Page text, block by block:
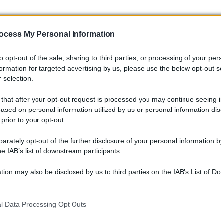
My Personal Information
opt-out of the sale, sharing to third parties, or processing of your
for targeted advertising by us, please use the below opt-out
selection.
that after your opt-out request is processed you may continue seeing
on personal information utilized by us or personal information
to your opt-out.
opt-out of the further disclosure of your personal information
IAB’s list of downstream participants.
may also be disclosed by us to third parties on the IAB’s List of
including but not limited to your visit or usage behaviour. You may
Data Processing Opt Outs
sulla piattaforma STLA Large, che potrebbe combinare
delle ammiraglie Alfa nel mercato è ricca di successi, e